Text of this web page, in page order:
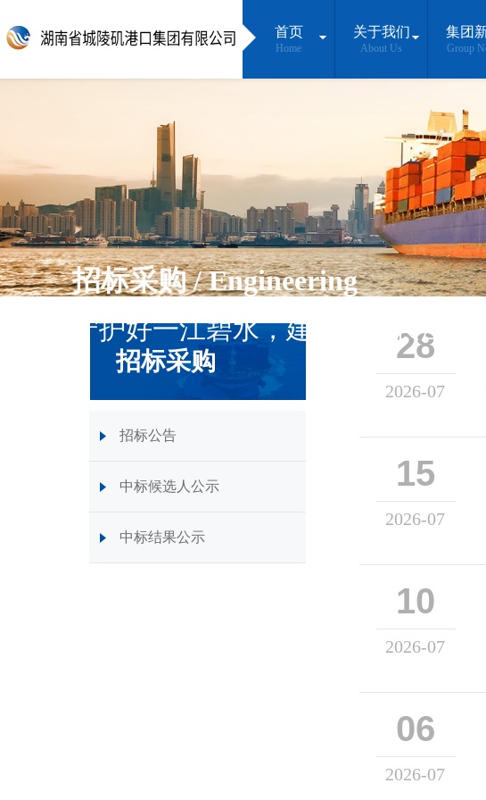
首页
Home
关于我们
About Us
集团
Group
招标采购 / Engineering
守护好一江碧水，建设最美长江岸
招标采购
招标公告
中标候选人公示
中标结果公示
28
2026-07
15
2026-07
10
2026-07
06
2026-07